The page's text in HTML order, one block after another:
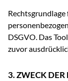
DSGVO. Das
zuvor
3. ZWECK